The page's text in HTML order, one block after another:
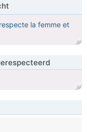
la femme et